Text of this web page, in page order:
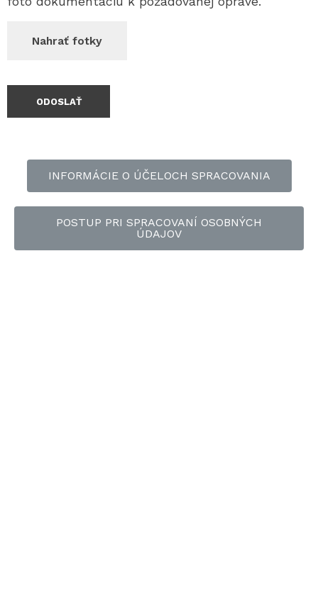
INFORMÁCIE O ÚČELOCH SPRACOVANIA
POSTUP PRI SPRACOVANÍ OSOBNÝCH
ÚDAJOV